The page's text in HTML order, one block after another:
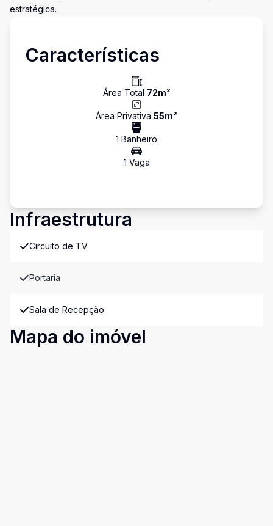
estratégica.
Características
Área Total 72m²
Área Privativa 55m²
1 Banheiro
1 Vaga
Infraestrutura
Circuito de TV
Portaria
Sala de Recepção
Mapa do imóvel